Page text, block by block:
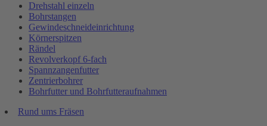
Drehstahl einzeln
Bohrstangen
Gewindeschneideinrichtung
Körnerspitzen
Rändel
Revolverkopf 6-fach
Spannzangenfutter
Zentrierbohrer
Bohrfutter und Bohrfutteraufnahmen
Rund ums Fräsen